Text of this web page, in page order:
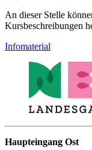
An dieser Stelle
Kursbeschreibungen
Infomaterial
Haupteingang Ost